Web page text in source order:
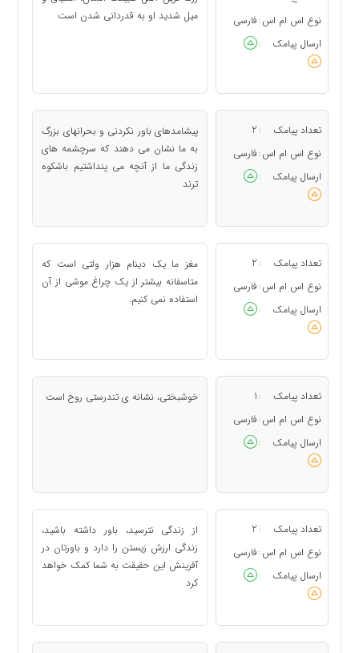
نوع اس ام اس : فارسی
ارسال پیامک
:
میل شدید او به قدردانی شدن است
تعداد پیامک :
2
نوع اس ام اس : فارسی
ارسال پیامک
:
پیشامدهای باور نکردنی و بحرانهای بزرگ
به ما نشان می دهند که سرچشمه های
زندگی ما از آنچه می پنداشتیم باشکوه
ترند
تعداد پیامک :
2
نوع اس ام اس : فارسی
ارسال پیامک
:
مغز ما یک دینام هزار ولتی است که
متاسفانه بیشتر از یک چراغ موشی از آن
استفاده نمی کنیم.
تعداد پیامک :
1
نوع اس ام اس : فارسی
ارسال پیامک
:
خوشبختی، نشانه ی تندرستی روح است
تعداد پیامک :
2
نوع اس ام اس : فارسی
ارسال پیامک
:
از زندگی نترسید، باور داشته باشید،
زندگی ارزش زیستن را دارد و باورتان در
آفرینش این حقیقت به شما کمک خواهد
کرد